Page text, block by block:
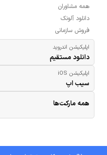
همه مشاوران
دانلود آلونک
فروش سازمانی
اپلیکیشن اندروید
دانلود مستقیم
اپلیکیشن iOS
سیب اپ
همه مارکت‌ها